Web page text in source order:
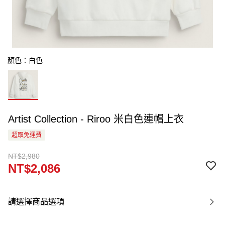
顏色：白色
Artist Collection - Riroo 米白色連帽上衣
超取免運費
NT$2,980
NT$2,086
請選擇商品選項